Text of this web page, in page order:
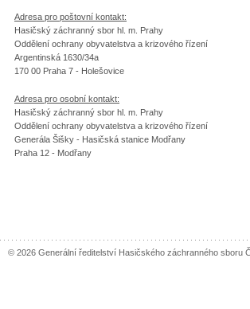
Adresa pro poštovní kontakt:
Hasičský záchranný sbor hl. m. Prahy
Oddělení ochrany obyvatelstva a krizového řízení
Argentinská 1630/34a
170 00 Praha 7 - Holešovice
Adresa pro osobní kontakt:
Hasičský záchranný sbor hl. m. Prahy
Oddělení ochrany obyvatelstva a krizového řízení
Generála Šišky - Hasičská stanice Modřany
Praha 12 - Modřany
© 2026 Generální ředitelství Hasičského záchranného sboru